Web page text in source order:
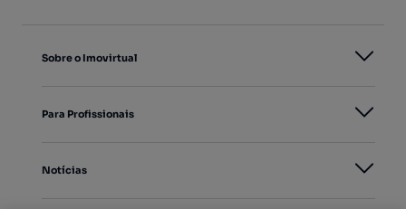
Sobre o Imovirtual
Para Profissionais
Notícias